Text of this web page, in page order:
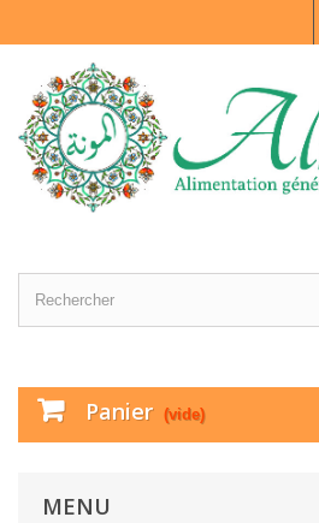
Panier (vide)
MENU